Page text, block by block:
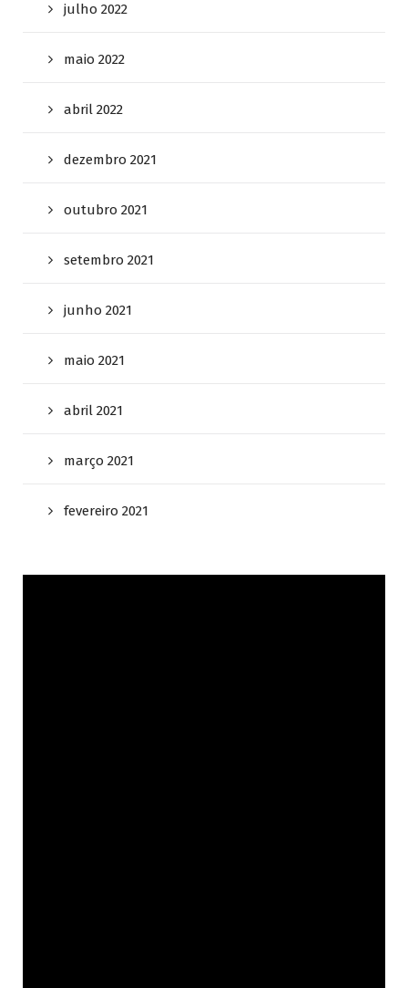
julho 2022
maio 2022
abril 2022
dezembro 2021
outubro 2021
setembro 2021
junho 2021
maio 2021
abril 2021
março 2021
fevereiro 2021